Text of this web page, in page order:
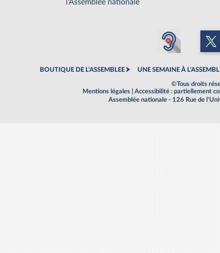
l'Assemblée nationale
BOUTIQUE DE L'ASSEMBLEE UNE SEMAINE À
©Tous droits
Mentions légales
Accessibilité : partiellement
Assemblée nationale - 126 Rue de